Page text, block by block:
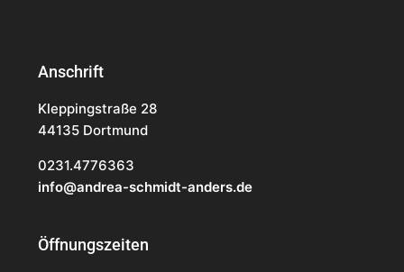
Anschrift
Kleppingstraße 28
44135 Dortmund
0231.4776363
info@andrea-schmidt-anders.de
Öffnungszeiten